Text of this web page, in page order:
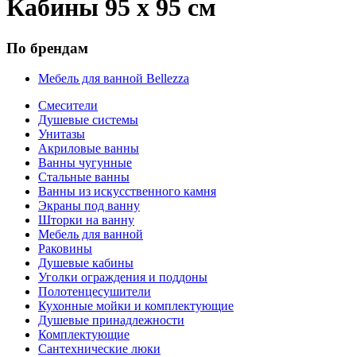
Кабины 95 х 95 см
По брендам
Мебель для ванной Bellezza
Смесители
Душевые системы
Унитазы
Акриловые ванны
Ванны чугунные
Стальные ванны
Ванны из искусственного камня
Экраны под ванну
Шторки на ванну
Мебель для ванной
Раковины
Душевые кабины
Уголки ограждения и поддоны
Полотенцесушители
Кухонные мойки и комплектующие
Душевые принадлежности
Комплектующие
Сантехнические люки